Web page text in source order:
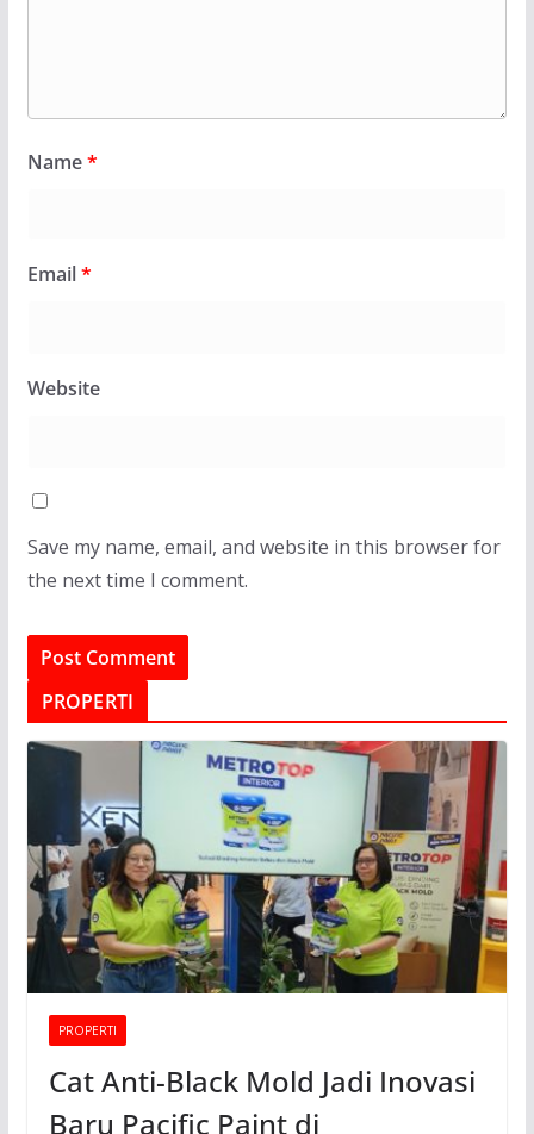
Name*
Email*
Website
Save my name, email, and website in this browser for
the next time I comment.
PROPERTI
PROPERTI
Cat Anti-Black Mold Jadi Inovasi
Baru Pacific Paint di